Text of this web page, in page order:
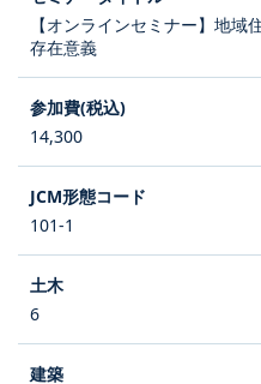
【オンラインセミナー】地
存在意義
14,300
101-1
6